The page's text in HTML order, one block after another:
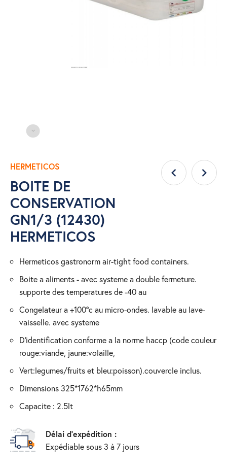
HERMETICOS
BOITE DE
CONSERVATION
GN1/3 (12430)
HERMETICOS
hermeticos gastronorm air-tight food containers.
boite a aliments - avec systeme a double fermeture.
supporte des temperatures de -40 au
congelateur a +100°c au micro-ondes. lavable au lave-
vaisselle. avec systeme
d'identification conforme a la norme haccp (code couleur
rouge:viande, jaune:volaille,
vert:legumes/fruits et bleu:poisson).couvercle inclus.
dimensions 325*1762*h65mm
capacite : 2.5lt
Délai d'expédition :
Expédiable sous 3 à 7 jours